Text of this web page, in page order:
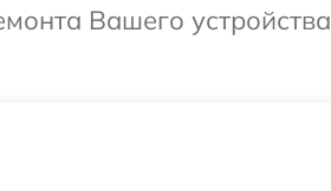
Вашего устройства